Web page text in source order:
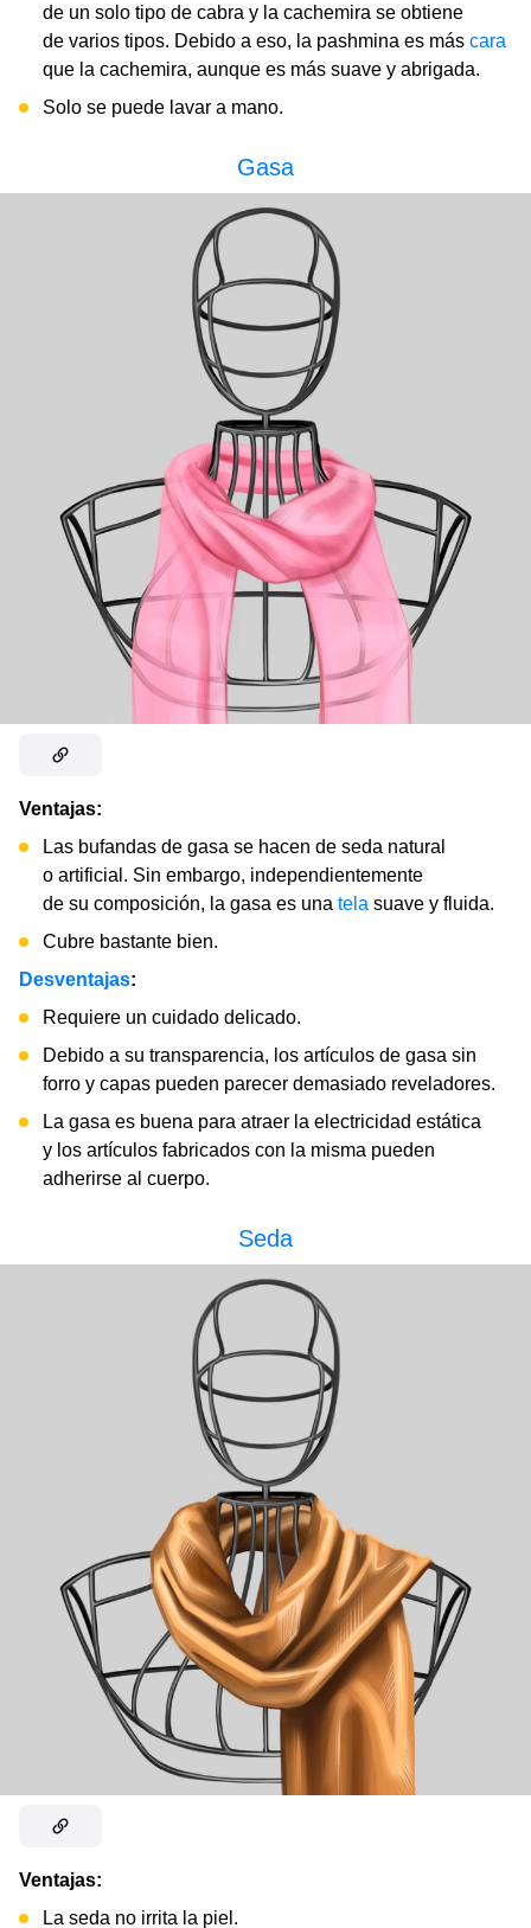
de un solo tipo de cabra y la cachemira se obtiene
de varios tipos. Debido a eso, la pashmina es más cara
que la cachemira, aunque es más suave y abrigada.
Solo se puede lavar a mano.
Gasa
Ventajas:
Las bufandas de gasa se hacen de seda natural
o artificial. Sin embargo, independientemente
de su composición, la gasa es una tela suave y fluida.
Cubre bastante bien.
Desventajas:
Requiere un cuidado delicado.
Debido a su transparencia, los artículos de gasa sin
forro y capas pueden parecer demasiado reveladores.
La gasa es buena para atraer la electricidad estática
y los artículos fabricados con la misma pueden
adherirse al cuerpo.
Seda
Ventajas:
La seda no irrita la piel.